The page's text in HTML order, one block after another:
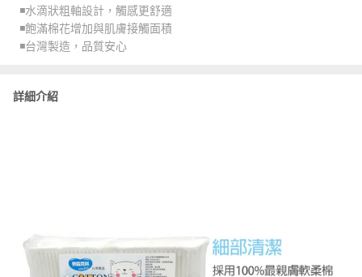
◾️水滴狀粗軸設計，觸感更舒適
◾️飽滿棉花增加與肌膚接觸面積
◾️台灣製造，品質安心
詳細介紹